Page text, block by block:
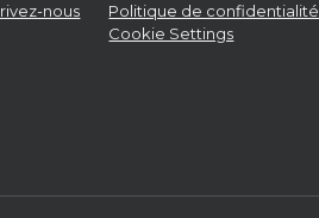
nous
Politique de confidentialité
Cookie Settings